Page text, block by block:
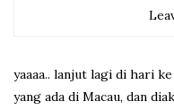
yaaaa.. lanjut lagi di hari
yang ada di Macau, dan